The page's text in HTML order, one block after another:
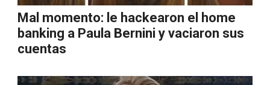
Mal momento: le hackearon el home
banking a Paula Bernini y vaciaron sus
cuentas